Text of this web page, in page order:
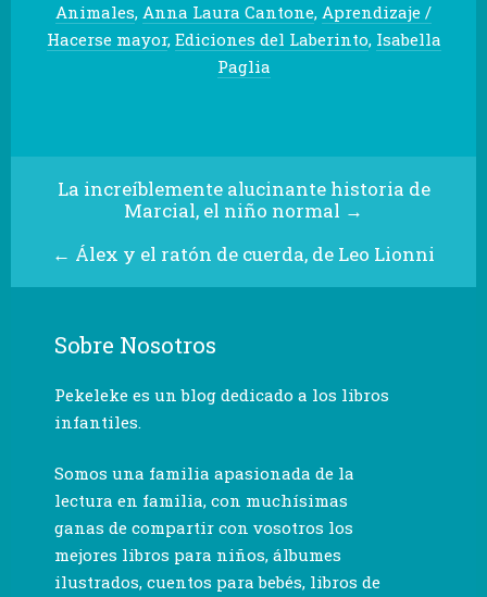
Animales, Anna Laura Cantone, Aprendizaje /
Hacerse mayor, Ediciones del Laberinto, Isabella
Paglia
La increíblemente alucinante historia de
Marcial, el niño normal →
← Álex y el ratón de cuerda, de Leo Lionni
Sobre Nosotros
Pekeleke es un blog dedicado a los libros
infantiles.
Somos una familia apasionada de la
lectura en familia, con muchísimas
ganas de compartir con vosotros los
mejores libros para niños, álbumes
ilustrados, cuentos para bebés, libros de